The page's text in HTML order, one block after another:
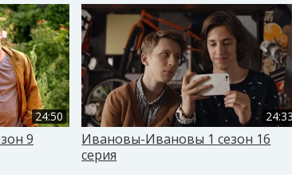
24:50
9
24:33
Ивановы-Ивановы 1 сезон 16
серия